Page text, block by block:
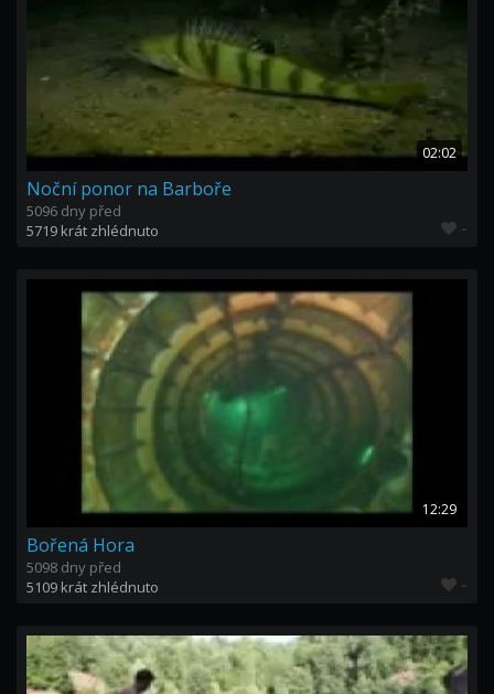
02:02
Noční ponor na Barboře
5096 dny před
5719 krát zhlédnuto
-
12:29
Bořená Hora
5098 dny před
5109 krát zhlédnuto
-